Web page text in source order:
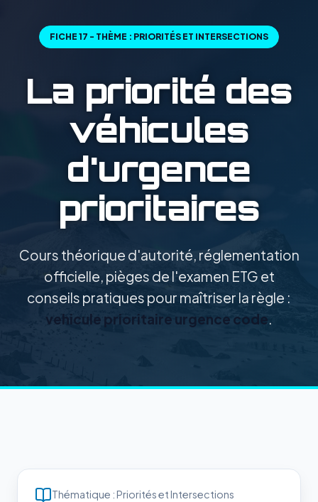
FICHE 17 - THÈME : PRIORITÉS ET INTERSECTIONS
La priorité des
véhicules
d'urgence
prioritaires
Cours théorique d'autorité, réglementation
officielle, pièges de l'examen ETG et
conseils pratiques pour maîtriser la règle :
vehicule prioritaire urgence code.
Thématique : Priorités et Intersections